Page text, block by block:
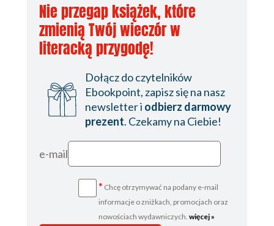
Nie przegap książek, które
zmienią Twój wieczór w
literacką przygodę!
Dołącz do czytelników
Ebookpoint, zapisz się na nasz
newsletter i odbierz darmowy
prezent. Czekamy na Ciebie!
e-mail
* Chcę otrzymywać na podany e-mail
informacje o zniżkach, promocjach oraz
nowościach wydawniczych. więcej »